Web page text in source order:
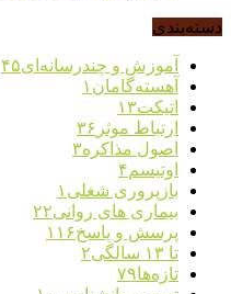
دسته‌بندی
آموزش و چندرسانه‌ای۴۵
آهسته‌گامان ۱
اتیکت۱۳
ارتباط موثر ۳۶
اصول مذاکره۳
اوتیسم۴
بازپروری شغلی ۱
بیماری های روانی۲۲
پرسش و پاسخ۱۱۶
تا ۱۳ سالگی
۲
تازه‌ها۷۹